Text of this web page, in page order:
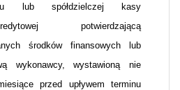
lub spółdzielczej kasy
kredytowej potwierdzającą
środków finansowych lub
wykonawcy, wystawioną nie
przed upływem terminu